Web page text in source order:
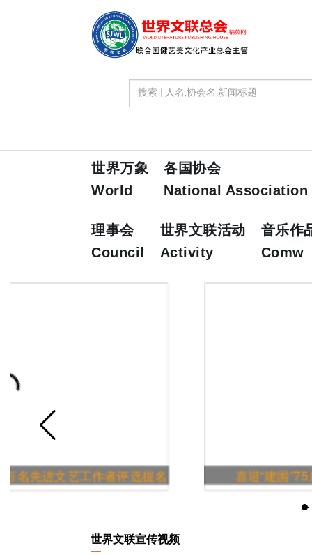
世界万象
World
各国协会
National Association
理事会
Council
世界文联活动
Activity
音乐作
Comw
先进文艺工作者评选提名 喜迎“建国”75
世界文联宣传视频